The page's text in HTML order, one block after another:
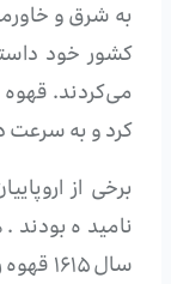
به شرق و
کشور خود
کرد و به سرعت
برخی از
نامیده بودند.
سال